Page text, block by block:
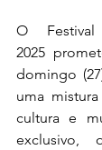
O
2025
domingo
uma
cultura e
exclusivo,